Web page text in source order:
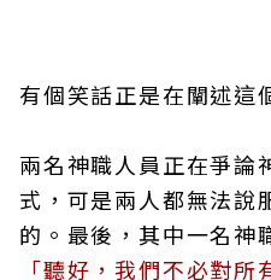
有個笑話正是在闡述這
兩名神職人員正在爭論
式，可是兩人都無法說
的。最後，其中一名神
「聽好，我們不必對所